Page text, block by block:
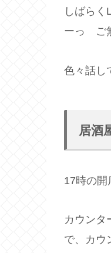
しばら
ーっ ご
色々話し
居酒
17時の開
カウンタ
で、カウ